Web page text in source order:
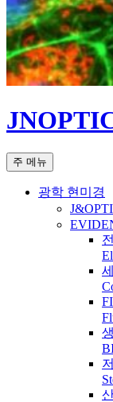
검
색
주 메뉴
광학 현미경